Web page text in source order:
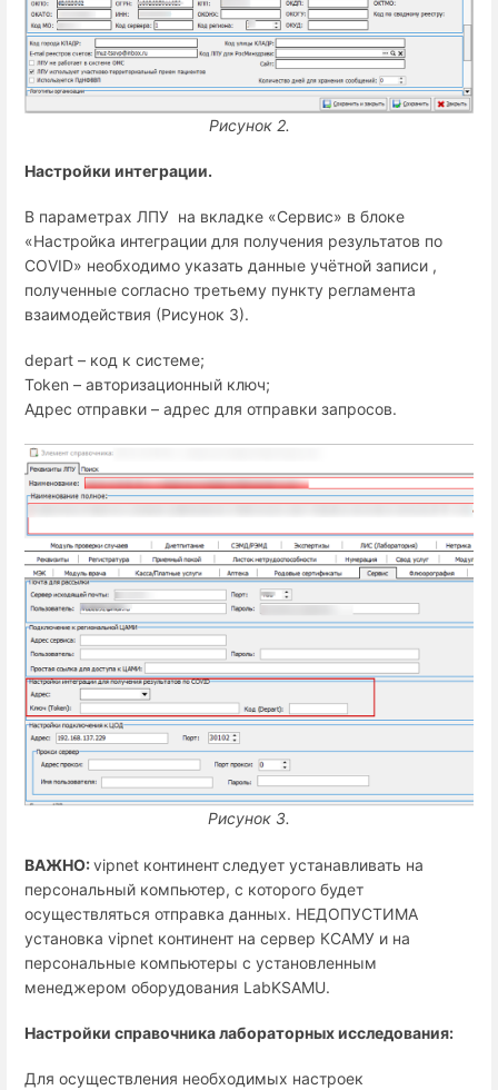
Рисунок 2.
Настройки интеграции.
В параметрах ЛПУ на вкладке «Сервис» в блоке
«Настройка интеграции для получения результатов по
COVID» необходимо указать данные учётной записи ,
полученные согласно третьему пункту регламента
взаимодействия (Рисунок 3).
depart – код к системе;
Token – авторизационный ключ;
Адрес отправки – адрес для отправки запросов.
Рисунок 3.
ВАЖНО:vipnet континентследует устанавливать на
персональный компьютер, с которого будет
осуществляться отправка данных. НЕДОПУСТИМА
установка vipnet континент на сервер КСАМУ и на
персональные компьютеры с установленным
менеджером оборудования LabKSAMU.
Настройки справочника лабораторных исследования:
Для осуществления необходимых настроек